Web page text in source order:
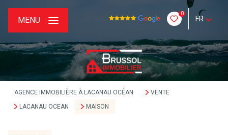
0
FR
MENU
AGENCE IMMOBILIÈRE À LACANAU OCÉAN
VENTE
LACANAU OCEAN
MAISON